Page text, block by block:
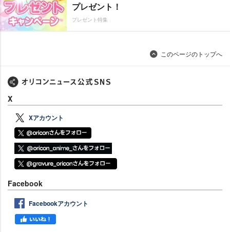
プレゼント！
プレゼント特集
このページのトップへ
X
Xアカウント
Facebook
Facebookアカウント